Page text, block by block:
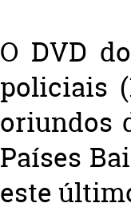
O DVD
policiais
oriundos
Países
este